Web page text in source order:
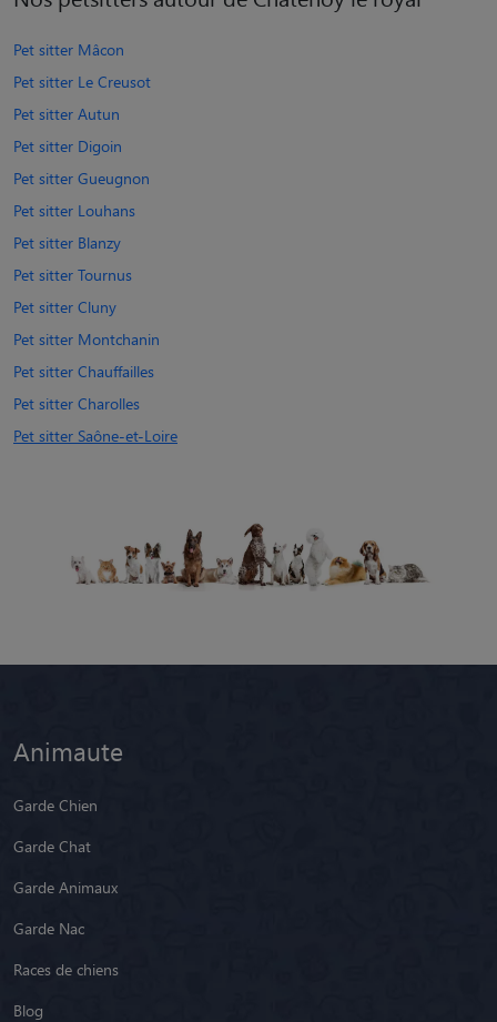
Pet sitter Mâcon
Pet sitter Le Creusot
Pet sitter Autun
Pet sitter Digoin
Pet sitter Gueugnon
Pet sitter Louhans
Pet sitter Blanzy
Pet sitter Tournus
Pet sitter Cluny
Pet sitter Montchanin
Pet sitter Chauffailles
Pet sitter Charolles
Pet sitter Saône-et-Loire
Animaute
Garde Chien
Garde Chat
Garde Animaux
Garde Nac
Races de chiens
Blog